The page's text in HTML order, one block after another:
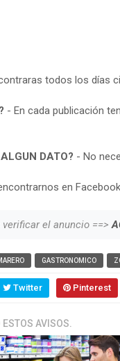
todos los días
- En cada publicación
DATO? - No
en
verificar el anuncio ==>
GASTRONOMICO
Twitter Pinterest
AVISOS.